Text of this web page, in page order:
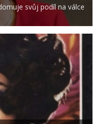
svůj podíl na válce